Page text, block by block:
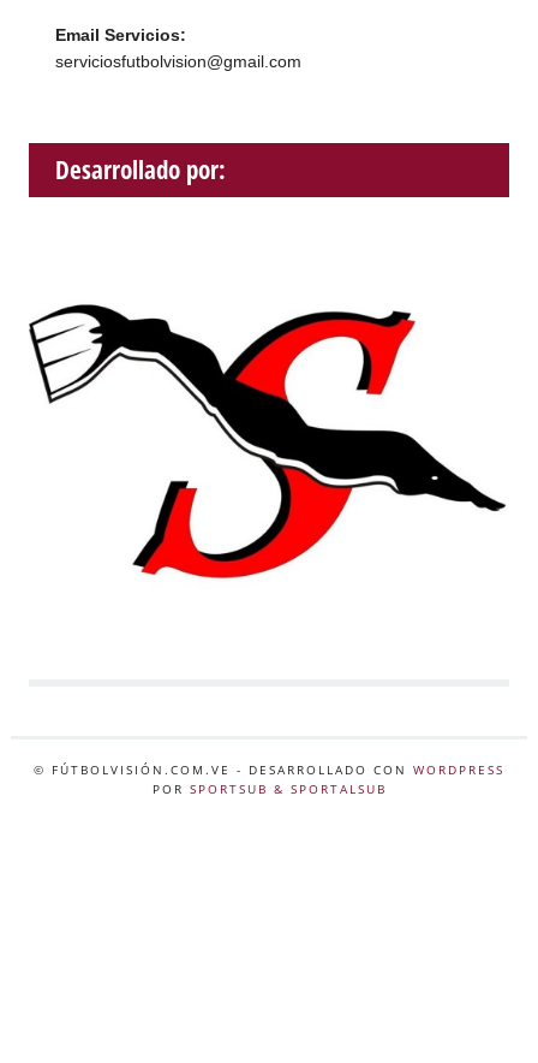
Email Servicios:
serviciosfutbolvision@gmail.com
Desarrollado por:
© FÚTBOLVISIÓN.COM.VE - DESARROLLADO CON WORDPRESS
POR SPORTSUB & SPORTALSUB